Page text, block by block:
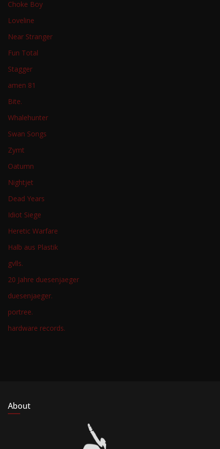
Choke Boy
Loveline
Near Stranger
Fun Total
Stagger
amen 81
Bite.
Whalehunter
Swan Songs
Zymt
Oatumn
Nightjet
Dead Years
Idiot Siege
Heretic Warfare
Halb aus Plastik
gvlls.
20 Jahre duesenjaeger
duesenjaeger.
portree.
hardware records.
About